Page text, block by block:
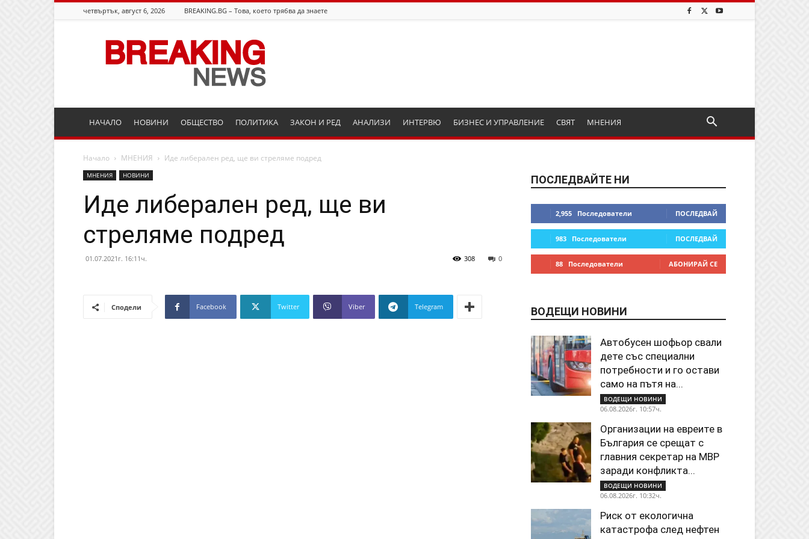
четвъртък, август 6, 2026 BREAKING.BG – Това, което трябва да знаете
Breaking.bg
НАЧАЛО НОВИНИ ОБЩЕСТВО ПОЛИТИКА ЗАКОН И РЕД АНАЛИЗИ ИНТЕРВЮ БИЗНЕС И УПРАВЛЕНИЕ СВЯТ МНЕНИЯ
Начало МНЕНИЯ Иде либерален ред, ще ви стреляме подред
МНЕНИЯ НОВИНИ
Иде либерален ред, ще ви
стреляме подред
01.07.2021г. 16:11ч. 0
308
Сподели Facebook Twitter Viber Telegram
ПОСЛЕДВАЙТЕ НИ
2,955 Последователи ПОСЛЕДВАЙ
983 Последователи ПОСЛЕДВАЙ
88 Последователи АБОНИРАЙ СЕ
ВОДЕЩИ НОВИНИ
Автобусен шофьор свали
дете със специални
потребности и го остави
само на пътя на...
ВОДЕЩИ НОВИНИ
06.08.2026г. 10:57ч.
Организации на евреите в
България се срещат с
главния секретар на МВР
заради конфликта...
ВОДЕЩИ НОВИНИ
06.08.2026г. 10:32ч.
Риск от екологична
катастрофа след нефтен